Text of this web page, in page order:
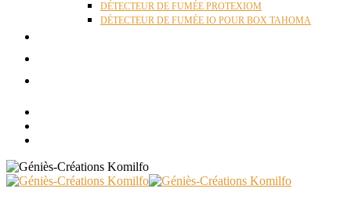
DÉTECTEUR DE FUMÉE PROTEXIOM
DÉTECTEUR DE FUMÉE IO POUR BOX TAHOMA